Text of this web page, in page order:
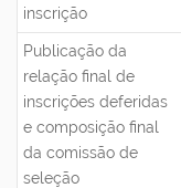
inscrição
Publicação da
relação final de
inscrições deferidas
e composição final
da comissão de
seleção